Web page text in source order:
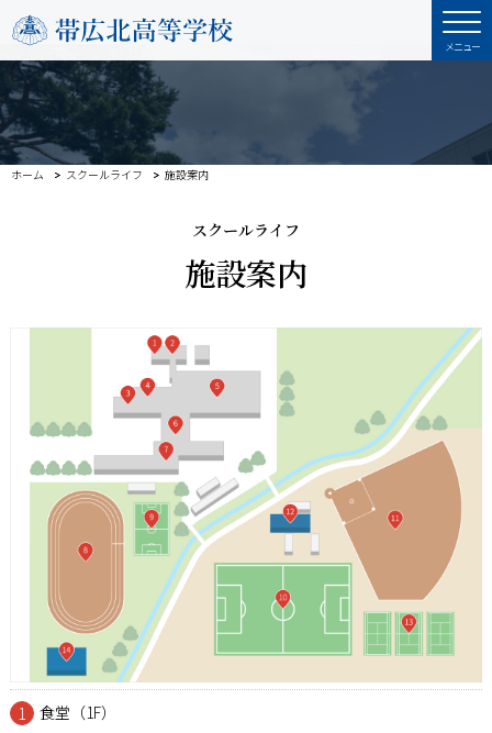
ホーム スクールライフ 施設案内
スクールライフ
施設案内
1 食堂（1F）